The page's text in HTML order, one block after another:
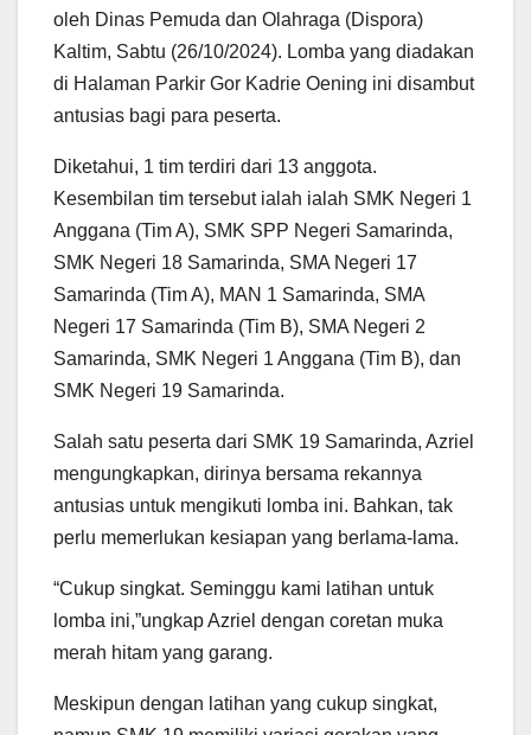
oleh Dinas Pemuda dan Olahraga (Dispora)
Kaltim, Sabtu (26/10/2024). Lomba yang diadakan
di Halaman Parkir Gor Kadrie Oening ini disambut
antusias bagi para peserta.
Diketahui, 1 tim terdiri dari 13 anggota.
Kesembilan tim tersebut ialah ialah SMK Negeri 1
Anggana (Tim A), SMK SPP Negeri Samarinda,
SMK Negeri 18 Samarinda, SMA Negeri 17
Samarinda (Tim A), MAN 1 Samarinda, SMA
Negeri 17 Samarinda (Tim B), SMA Negeri 2
Samarinda, SMK Negeri 1 Anggana (Tim B), dan
SMK Negeri 19 Samarinda.
Salah satu peserta dari SMK 19 Samarinda, Azriel
mengungkapkan, dirinya bersama rekannya
antusias untuk mengikuti lomba ini. Bahkan, tak
perlu memerlukan kesiapan yang berlama-lama.
“Cukup singkat. Seminggu kami latihan untuk
lomba ini,”ungkap Azriel dengan coretan muka
merah hitam yang garang.
Meskipun dengan latihan yang cukup singkat,